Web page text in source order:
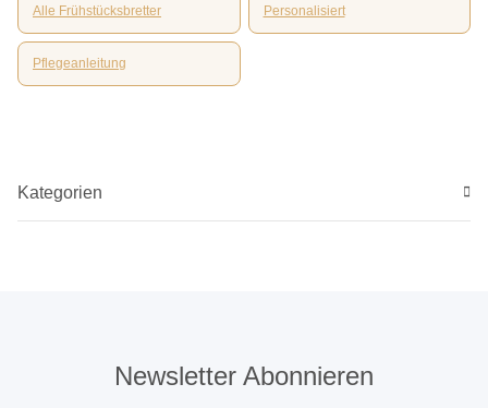
Alle Frühstücksbretter Personalisiert
Pflegeanleitung
Kategorien
Newsletter Abonnieren